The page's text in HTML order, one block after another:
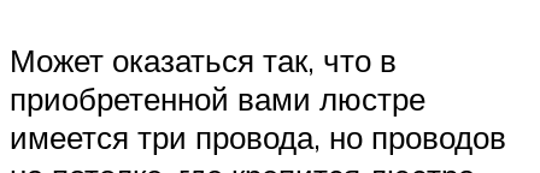
Может оказаться так, что в
приобретенной вами люстре
имеется три провода, но проводов